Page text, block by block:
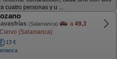
cuatro personas y u ...
(Salamanca) a 49,3
(Salamanca)
13 €